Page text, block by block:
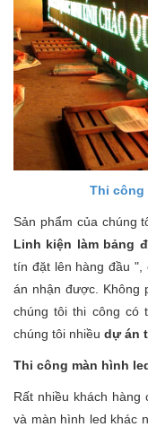
Thi công
Sản phẩm của chúng
Linh kiện làm bảng
tín đặt lên hàng đầu ",
án nhận được. Không
chúng tôi thi công có
chúng tôi nhiều dự án
Thi công màn hình
Rất nhiều khách hàng
và màn hình led khác